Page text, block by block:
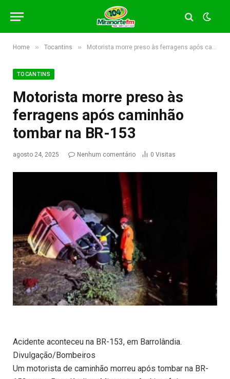
Home » Tocantins » Motorista morre preso às ferragens após caminhão tombar na BR-153
TOCANTINS
Motorista morre preso às
ferragens após caminhão
tombar na BR-153
agosto 24, 2025 Nenhum comentário 0 Visitas
Acidente aconteceu na BR-153, em Barrolândia.
Divulgação/Bombeiros
Um motorista de caminhão morreu após tombar na BR-